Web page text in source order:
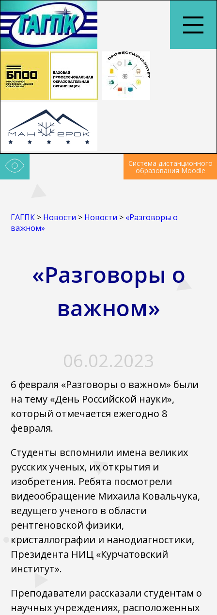
Система дистанционного
образования Moodle
ГАГПК > Новости > Новости > «Разговоры о
важном»
«Разговоры о
важном»
06.02.2023
6 февраля «Разговоры о важном» были
на тему «День Российской науки»,
который отмечается ежегодно 8
февраля.
Студенты вспомнили имена великих
русских ученых, их открытия и
изобретения. Ребята посмотрели
видеообращение Михаила Ковальчука,
ведущего ученого в области
рентгеновской физики,
кристаллографии и нанодиагностики,
Президента НИЦ «Курчатовский
институт».
Преподаватели рассказали студентам о
научных учреждениях, расположенных